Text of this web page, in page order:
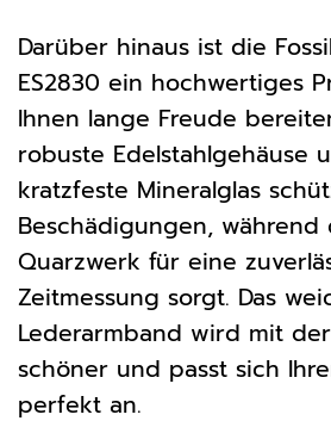
Darüber hinaus ist die
ES2830 ein hochwertiges
Ihnen lange Freude
robuste Edelstahlgehäuse
kratzfeste Mineralglas
Beschädigungen, während
Quarzwerk für eine
Zeitmessung sorgt. Das
Lederarmband wird mit
schöner und passt sich
perfekt an.